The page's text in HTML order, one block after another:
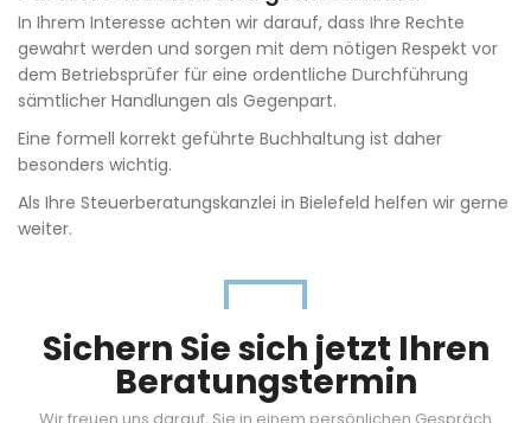
In Ihrem Interesse achten wir darauf, dass Ihre Rechte
gewahrt werden und sorgen mit dem nötigen Respekt vor
dem Betriebsprüfer für eine ordentliche Durchführung
sämtlicher Handlungen als Gegenpart.
Eine formell korrekt geführte Buchhaltung ist daher
besonders wichtig.
Als Ihre Steuerberatungskanzlei in Bielefeld helfen wir gerne
weiter.
Sichern Sie sich jetzt Ihren
Beratungstermin